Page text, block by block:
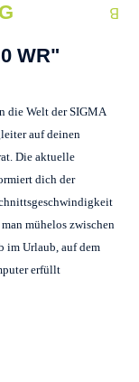
WR"
die Welt der SIGMA
auf deinen
Die aktuelle
dich der
mühelos zwischen
im Urlaub, auf dem
erfüllt